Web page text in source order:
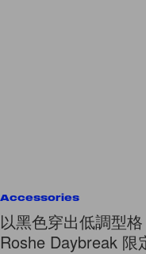
Accessories
以黑色穿出低調型
Roshe Daybreak 限